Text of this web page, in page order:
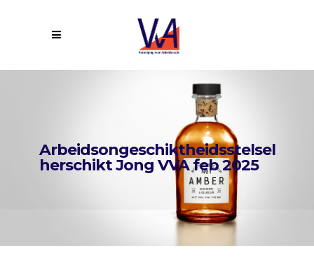
Arbeidsongeschiktheidsstelsel
herschikt Jong VVA feb 2025